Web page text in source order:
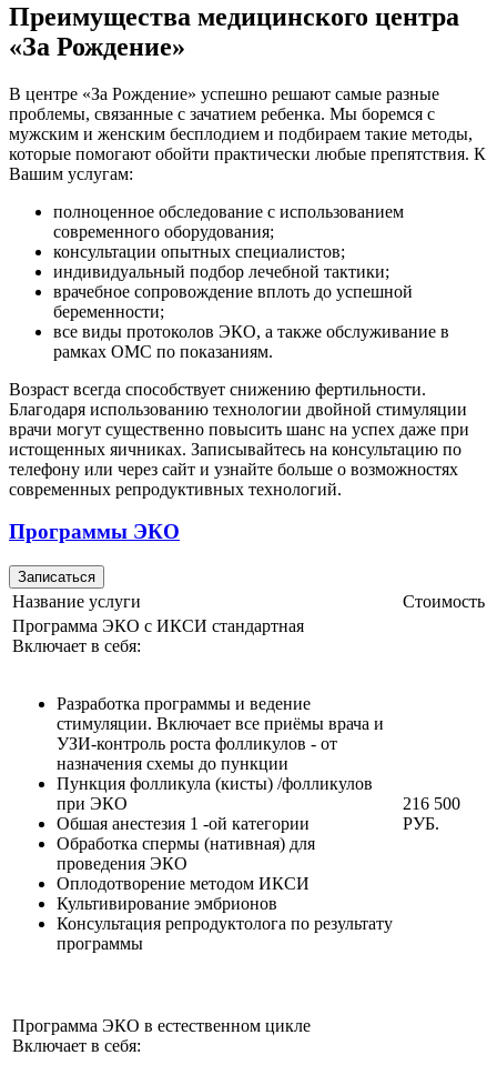
Преимущества медицинского центра
«За Рождение»
В центре «За Рождение» успешно решают самые разные
проблемы, связанные с зачатием ребенка. Мы боремся с
мужским и женским бесплодием и подбираем такие методы,
которые помогают обойти практически любые препятствия. К
Вашим услугам:
полноценное обследование с использованием
современного оборудования;
консультации опытных специалистов;
индивидуальный подбор лечебной тактики;
врачебное сопровождение вплоть до успешной
беременности;
все виды протоколов ЭКО, а также обслуживание в
рамках ОМС по показаниям.
Возраст всегда способствует снижению фертильности.
Благодаря использованию технологии двойной стимуляции
врачи могут существенно повысить шанс на успех даже при
истощенных яичниках. Записывайтесь на консультацию по
телефону или через сайт и узнайте больше о возможностях
современных репродуктивных технологий.
Программы ЭКО
Записаться
Название услуги
Стоимость
Программа ЭКО с ИКСИ стандартная
Включает в себя:
Разработка программы и ведение
стимуляции. Включает все приёмы врача и
УЗИ-контроль роста фолликулов - от
назначения схемы до пункции
Пункция фолликула (кисты) /фолликулов
при ЭКО
Обшая анестезия 1 -ой категории
Обработка спермы (нативная) для
проведения ЭКО
Оплодотворение методом ИКСИ
Культивирование эмбрионов
Консультация репродуктолога по результату
программы
216 500
РУБ.
Программа ЭКО в естественном цикле
Включает в себя: